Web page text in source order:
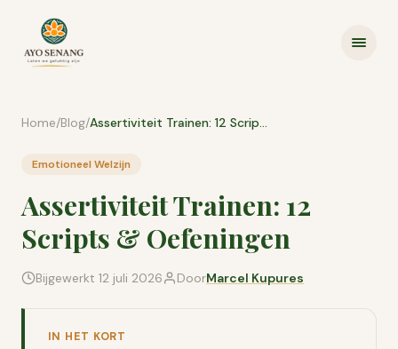
Home/Blog/ Assertiviteit Trainen: 12 Scripts & Oefeningen
Emotioneel Welzijn
Assertiviteit Trainen: 12
Scripts & Oefeningen
Bijgewerkt 12 juli 2026 DoorMarcel Kupures
IN HET KORT